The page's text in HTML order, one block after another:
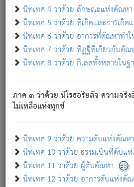
นิทเทศ 4 ว่าด้วย ลักษณะแห่งตัณหา
นิทเทศ 5 ว่าด้วย ที่เกิดและการเกิด
นิทเทศ 6 ว่าด้วย อาการที่ตัณหาทำ
นิทเทศ 7 ว่าด้วย ทิฏฐิที่เกี่ยวกับตัณ
นิทเทศ 8 ว่าด้วย กิเลสทั้งหลายใน
ภาค ๓ ว่าด้วย นิโรธอริยสัจ ความจริ
ไม่เหลือแห่งทุกข์
นิทเทศ 9 ว่าด้วย ความดับแห่งตัณหา
นิทเทศ 10 ว่าด้วย ธรรมเป็นที่ดับแ
นิทเทศ 11 ว่าด้วย ผู้ดับตัณหา
นิทเทศ 12 ว่าด้วย อาการดับแห่งตั
อย่างนี้อยู่; เขาย่อมละภวตัณหาได้ และ
ด้วย.
ความดับเพราะความสำรอกไม่เหลื
เพราะความสิ้นไปแห่งตัณหาโดยประก
นิพพาน.
ภพใหม่ย่อมไม่มีแก่ภิกษุนั้น ผู้ดับเย็น
ภิกษุนั้น เป็นผู้ครอบงำมารได้แล้ว
ภพทั้งหลายทั้งปวงได้แล้ว เป็นผู้คงที่ (คื
- อุ.ขุ. ๒๕/๑๒๑/๘๔.
(ข้อความนี้ เป็นพระพุทธอุทานที่ทรง
เป็นที่ตรัสรู้ เมื่อตรัสรู้แล้วได้ 7 วัน)